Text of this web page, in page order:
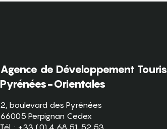
Agence de Développement
Pyrénées-Orientales
2, boulevard des Pyrénées
66005 Perpignan Cedex
Tél. : +33 (0) 4 68 51 52 53